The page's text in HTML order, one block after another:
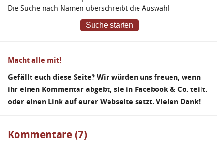
Die Suche nach Namen überschreibt die Auswahl
Suche starten
Macht alle mit!
Gefällt euch diese Seite? Wir würden uns freuen, wenn
ihr einen Kommentar abgebt, sie in Facebook & Co. teilt.
oder einen Link auf eurer Webseite setzt. Vielen Dank!
Kommentare (7)